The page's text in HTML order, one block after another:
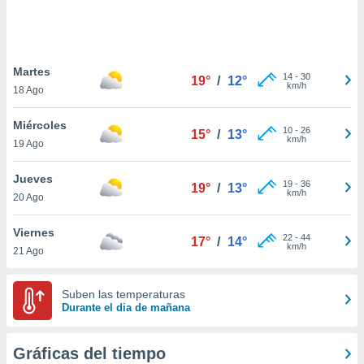
únicos
similares
como
sitio
de
posible
traten tus
en
interés
Para
su
Martes
18 Ago
19° / 12° 14- 30
km/h
Miércoles
19 Ago
15° / 13° 10- 26
km/h
Jueves
20 Ago
19° / 13° 19- 36
km/h
Viernes
21 Ago
17° / 14° 22- 44
km/h
Suben las temperaturas
Durante el dia de mañana
Gráficas del tiempo